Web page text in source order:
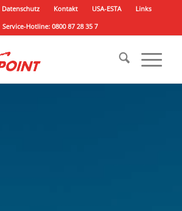
Datenschutz Kontakt USA-ESTA
Links
Service-Hotline: 0800 87 28 35 7